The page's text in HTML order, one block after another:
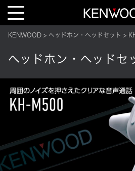
T
l
a
g
a
t
i
o
KENWOOD ヘッドホン・ヘッドセット
ヘッドホン・ヘッドセ